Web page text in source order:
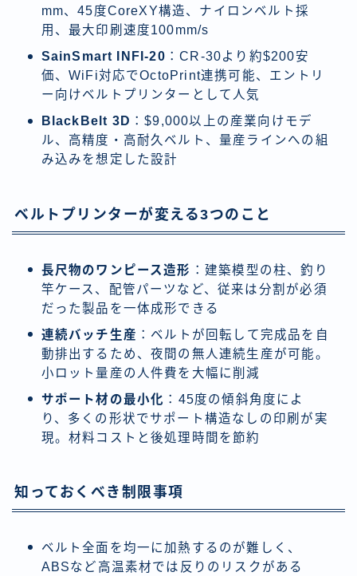
mm、45度CoreXY構造、ナイロンベルト採
用、最大印刷速度100mm/s
SainSmart INFI-20 ：CR-30より約$200安
価、WiFi対応でOctoPrint連携可能、エントリ
ー向けベルトプリンターとして人気
BlackBelt 3D ：$9,000以上の産業向けモデ
ル、高精度・高耐久ベルト、量産ラインへの組
み込みを想定した設計
ベルトプリンターが変える3つのこと
長尺物のワンピース造形 ：建築模型の柱、釣り
竿ケース、配管パーツなど、従来は分割が必須
だった製品を一体成形できる
連続バッチ生産 ：ベルトが回転して完成品を自
動排出するため、夜間の無人連続生産が可能。
小ロット量産の人件費を大幅に削減
サポート材の最小化 ：45度の傾斜角度によ
り、多くの形状でサポート構造なしの印刷が実
現。材料コストと後処理時間を節約
知っておくべき制限事項
ベルト全面を均一に加熱するのが難しく、
ABSなど高温素材では反りのリスクがある